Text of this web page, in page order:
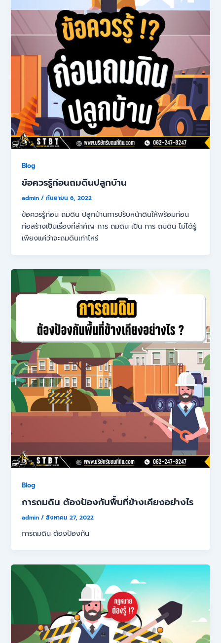
Blog
ข้อควรรู้ก่อนถมดินปลูกบ้าน
admin/กันยายน 6, 2022
ข้อควรรู้ก่อน ถมดิน ปลูกบ้านการปรับหน้าดินให้พร้อมก่อน
ก่อสร้างเป็นเรื่องที่สำคัญ การ ถมดิน เป็น การ ถมดิน ไม่ได้รู้
เพียงแค่ว่าจะถมดินเท่าไหร่
Blog
การถมดิน ต้องป้องกันพื้นที่ข้างเคียงอย่างไร
admin/สิงหาคม 27, 2022
การถมดิน ต้องป้องกัน